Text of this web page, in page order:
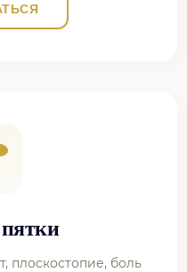
плоскостопие, боль